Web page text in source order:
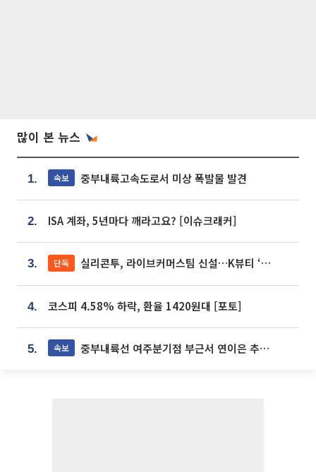
많이 본 뉴스
1. 속보 중부내륙고속도로서 미상 폭발물 발견
2. ISA 계좌, 5년마다 깨라고요? [이슈크래커]
3. 단독 실리콘투, 라이브커머스팀 신설…K뷰티 ‘글로벌 판매망’ 확대[K뷰티 라방戰]
4. 코스피 4.58% 하락, 환율 1420원대 [포토]
5. 속보 중부내륙선 여주분기점 부근서 연이은 추돌사고 발생